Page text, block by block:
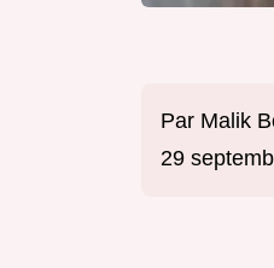
Par Malik
29